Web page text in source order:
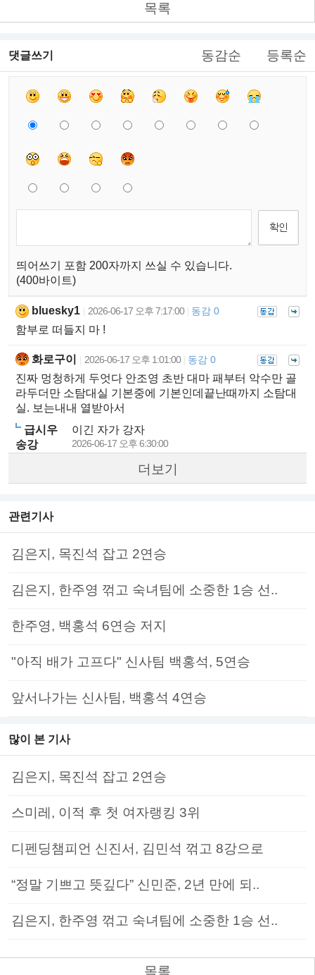
목록
댓글쓰기 동감순 등록순
띄어쓰기 포함 200자까지 쓰실 수 있습니다.
(400바이트)
bluesky1 2026-06-17 오후 7:17:00 동감 0
함부로 떠들지 마 !
화로구이 2026-06-17 오후 1:01:00 동감 0
진짜 멍청하게 두엇다 안조영 초반 대마 패부터 악수만 골
라두더만 소탐대실 기본중에 기본인데끝난때까지 소탐대
실. 보는내내 열받아서
급시우
송강
이긴 자가 강자
2026-06-17 오후 6:30:00
더보기
관련기사
김은지, 목진석 잡고 2연승
김은지, 한주영 꺾고 숙녀팀에 소중한 1승 선..
한주영, 백홍석 6연승 저지
"아직 배가 고프다" 신사팀 백홍석, 5연승
앞서나가는 신사팀, 백홍석 4연승
많이 본 기사
김은지, 목진석 잡고 2연승
스미레, 이적 후 첫 여자랭킹 3위
디펜딩챔피언 신진서, 김민석 꺾고 8강으로
“정말 기쁘고 뜻깊다” 신민준, 2년 만에 되..
김은지, 한주영 꺾고 숙녀팀에 소중한 1승 선..
목록